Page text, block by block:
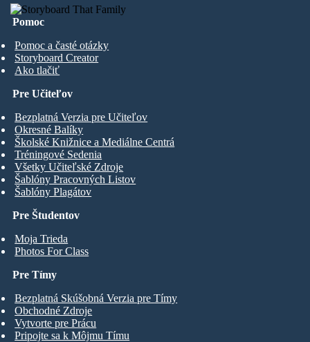
Pomoc
Pomoc a časté otázky
Storyboard Creator
Ako tlačiť
Pre Študentov
Moja Trieda
Photos For Class
Pre Učiteľov
Bezplatná Verzia pre Učiteľov
Okresné Balíky
Školské Knižnice a Mediálne Centrá
Tréningové Sedenia
Všetky Učiteľské Zdroje
Šablóny Pracovných Listov
Šablóny Plagátov
Pre Tímy
Bezplatná Skúšobná Verzia pre Tímy
Obchodné Zdroje
Vytvorte pre Prácu
Pripojte sa k Môjmu Tímu